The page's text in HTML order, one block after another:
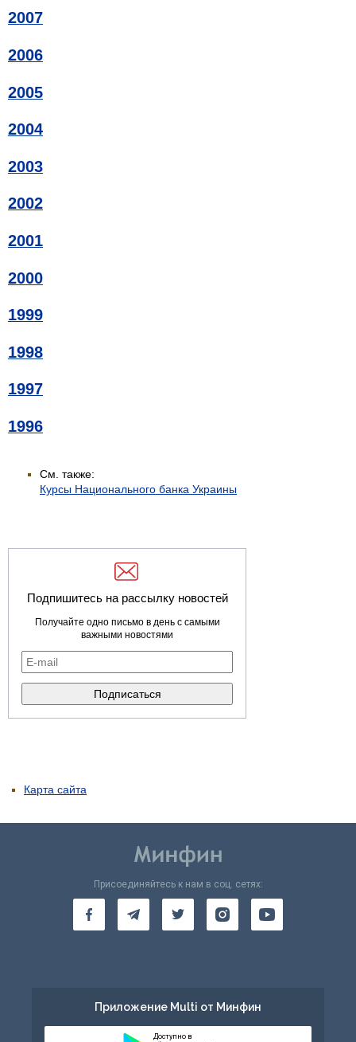
2007
2006
2005
2004
2003
2002
2001
2000
1999
1998
1997
1996
См. также:
Курсы Национального банка Украины
Подпишитесь на рассылку новостей
Получайте одно письмо в день с самыми
важными новостями
Карта сайта
Присоединяйтесь к нам в соц. сетях:
Приложение Multi от Минфин
Доступно в